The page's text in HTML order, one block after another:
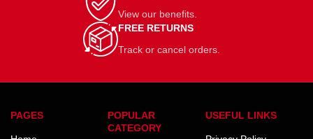
View our benefits.
FREE RETURNS
Track or cancel orders.
PAGES
POPULAR
CATEGORY
USEFUL LINKS